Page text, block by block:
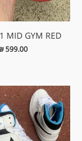
MID GYM RED
599.00